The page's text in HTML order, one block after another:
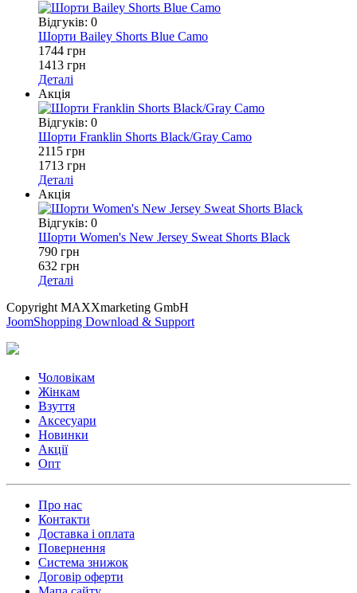
Відгуків: 0
Шорти Bailey Shorts Blue Camo
1744 грн
1413 грн
Деталі
Акція
Відгуків: 0
Шорти Franklin Shorts Black/Gray Camo
2115 грн
1713 грн
Деталі
Акція
Відгуків: 0
Шорти Women's New Jersey Sweat Shorts Black
790 грн
632 грн
Деталі
Copyright MAXXmarketing GmbH
JoomShopping Download & Support
Чоловікам
Жінкам
Взуття
Аксесуари
Новинки
Акції
Опт
Про нас
Контакти
Доставка і оплата
Повернення
Система знижок
Договір оферти